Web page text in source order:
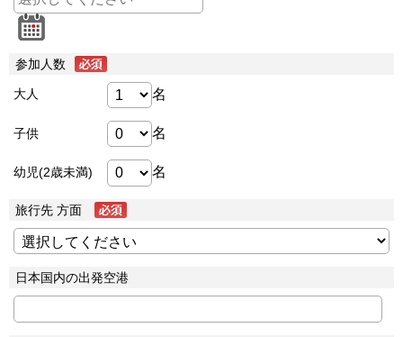
参加人数
大人 名
子供 名
幼児(2歳未満) 名
旅行先 方面
日本国内の出発空港